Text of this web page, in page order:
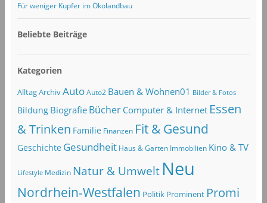
Für weniger Kupfer im Ökolandbau
Beliebte Beiträge
Kategorien
AlltagArchivAuto Auto2 Bauen & Wohnen01 Bilder & Fotos
Bildung Biografie Bücher Computer & Internet Essen
& Trinken Familie Finanzen Fit & Gesund
Geschichte Gesundheit Haus & Garten Immobilien Kino & TV
Lifestyle Medizin Natur & Umwelt Neu
Nordrhein-Westfalen Politik Prominent Promi